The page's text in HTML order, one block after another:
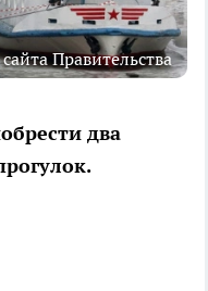
Правительства
два